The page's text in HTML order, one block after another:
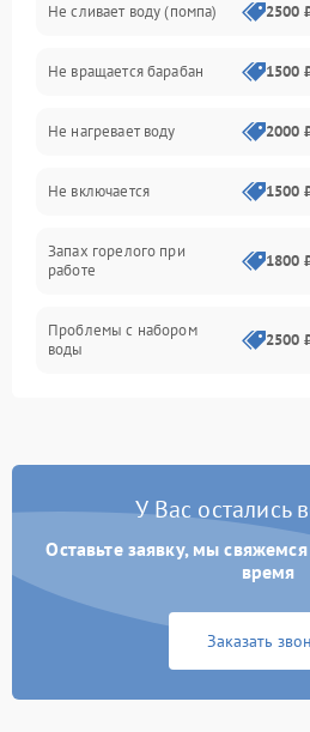
Водоснабжение
Слив
Программное обеспечение
Не сливает воду (помпа) 2500
Не вращается барабан 1500
Не нагревает воду 2000
Не включается 1500
Запах горелого при
работе
1800
Проблемы с набором
воды
2500
Замена платы управления 2200
У Вас остались
Оставьте заявку, мы
время
Заказать